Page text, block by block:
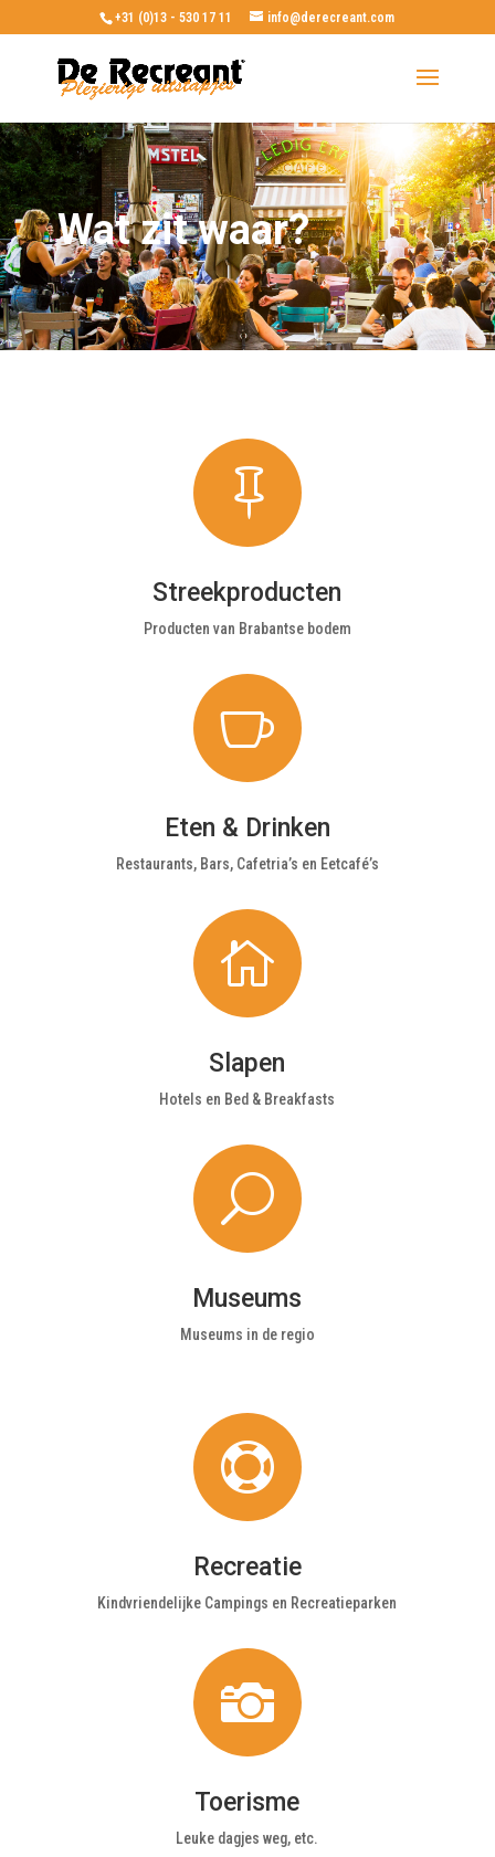
+31 (0)13 - 530 17 11 info@derecreant.com
Wat zit waar?

Streekproducten
Producten van Brabantse bodem

Eten & Drinken
Restaurants, Bars, Cafetria’s en Eetcafé’s

Slapen
Hotels en Bed & Breakfasts
U
Museums
Museums in de regio

Recreatie
Kindvriendelijke Campings en Recreatieparken

Toerisme
Leuke dagjes weg, etc.